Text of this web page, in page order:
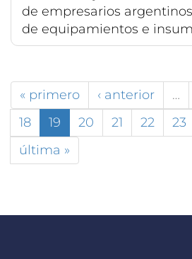
de empresarios
de equipamientos e
« primero ‹ anterior …
18
19 20 21 22 23
última »